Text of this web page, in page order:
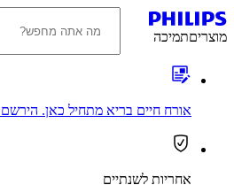
מוצריםתמיכה
אורח חיים בריא מתחיל כאן.
אחריות לשנתיים